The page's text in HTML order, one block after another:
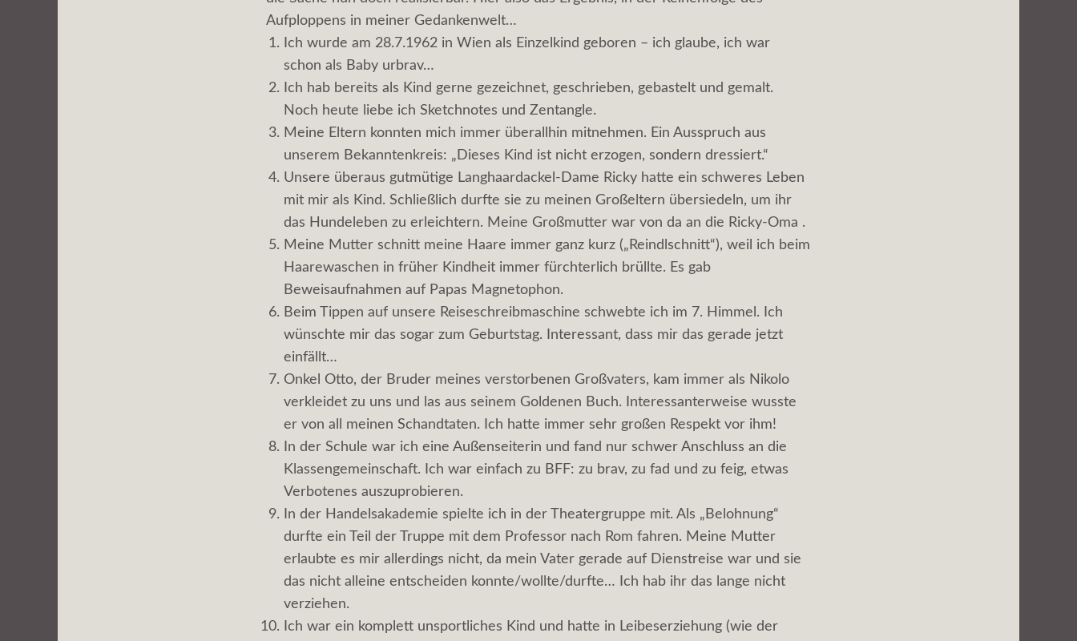
Aufploppens in meiner Gedankenwelt…
Ich wurde am 28.7.1962 in Wien als Einzelkind geboren – ich glaube, ich war
schon als Baby urbrav…
Ich hab bereits als Kind gerne gezeichnet, geschrieben, gebastelt und gemalt.
Noch heute liebe ich Sketchnotes und Zentangle.
Meine Eltern konnten mich immer überallhin mitnehmen. Ein Ausspruch aus
unserem Bekanntenkreis: „Dieses Kind ist nicht erzogen, sondern dressiert.“
Unsere überaus gutmütige Langhaardackel-Dame Ricky hatte ein schweres Leben
mit mir als Kind. Schließlich durfte sie zu meinen Großeltern übersiedeln, um ihr
das Hundeleben zu erleichtern. Meine Großmutter war von da an die Ricky-Oma .
Meine Mutter schnitt meine Haare immer ganz kurz („Reindlschnitt“), weil ich beim
Haarewaschen in früher Kindheit immer fürchterlich brüllte. Es gab
Beweisaufnahmen auf Papas Magnetophon.
Beim Tippen auf unsere Reiseschreibmaschine schwebte ich im 7. Himmel. Ich
wünschte mir das sogar zum Geburtstag. Interessant, dass mir das gerade jetzt
einfällt…
Onkel Otto, der Bruder meines verstorbenen Großvaters, kam immer als Nikolo
verkleidet zu uns und las aus seinem Goldenen Buch. Interessanterweise wusste
er von all meinen Schandtaten. Ich hatte immer sehr großen Respekt vor ihm!
In der Schule war ich eine Außenseiterin und fand nur schwer Anschluss an die
Klassengemeinschaft. Ich war einfach zu BFF: zu brav, zu fad und zu feig, etwas
Verbotenes auszuprobieren.
In der Handelsakademie spielte ich in der Theatergruppe mit. Als „Belohnung“
durfte ein Teil der Truppe mit dem Professor nach Rom fahren. Meine Mutter
erlaubte es mir allerdings nicht, da mein Vater gerade auf Dienstreise war und sie
das nicht alleine entscheiden konnte/wollte/durfte… Ich hab ihr das lange nicht
verziehen.
Ich war ein komplett unsportliches Kind und hatte in Leibeserziehung (wie der